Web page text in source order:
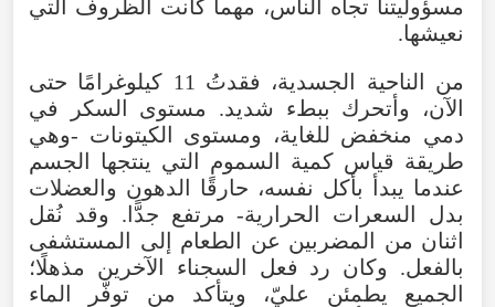
مسؤوليتنا تجاه الناس، مهما كانت الظروف التي
نعيشها.
من الناحية الجسدية، فقدتُ 11 كيلوغرامًا حتى
الآن، وأتحرك ببطء شديد. مستوى السكر في
دمي منخفض للغاية، ومستوى الكيتونات -وهي
طريقة قياس كمية السموم التي ينتجها الجسم
عندما يبدأ بأكل نفسه، حارقًا الدهون والعضلات
بدل السعرات الحرارية- مرتفع جدًّا. وقد نُقل
اثنان من المضربين عن الطعام إلى المستشفى
بالفعل. وكان رد فعل السجناء الآخرين مذهلًا؛
الجميع يطمئن عليّ، ويتأكد من توفّر الماء